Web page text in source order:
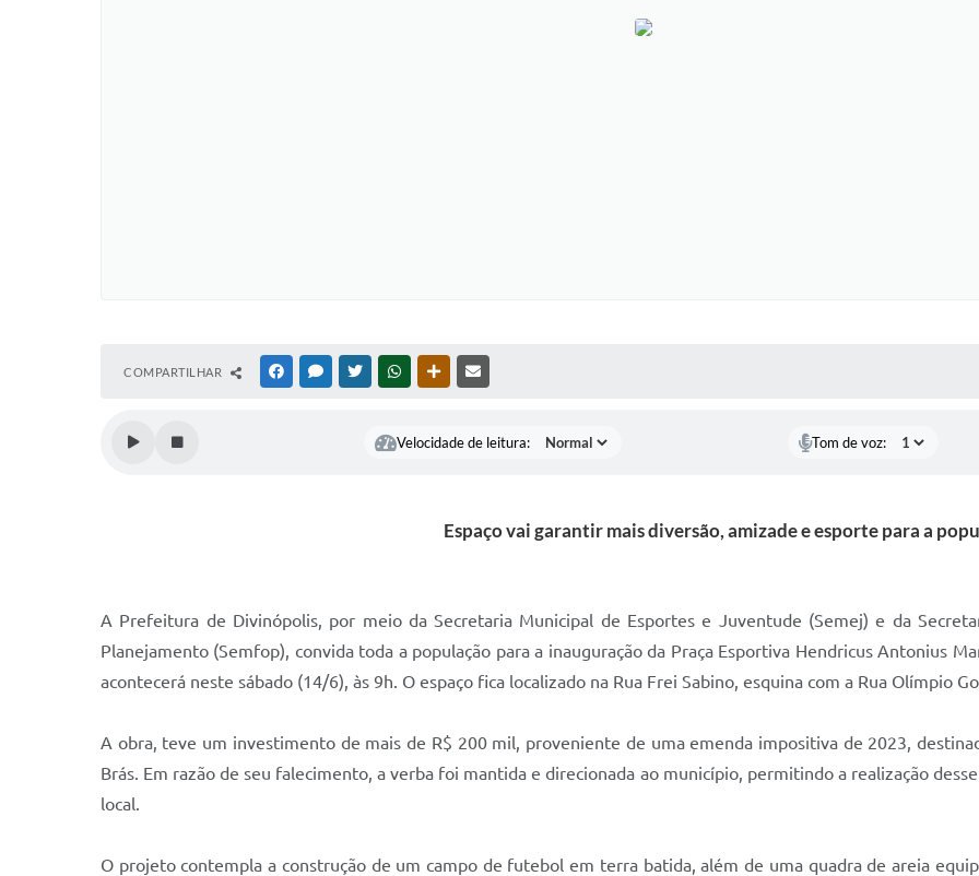
COMPARTILHAR FACEBOOKMESSENGER
TWITTERWHATSAPPOUTRAS MÍDIAS
Velocidade de leitura: Tom de voz:
Espaço vai garantir mais diversão, amizade e esporte para a
A Prefeitura de Divinópolis, por meio da Secretaria Municipal de Esportes e Juventude (Semej) e da
Planejamento (Semfop), convida toda a população para a inauguração da Praça Esportiva Hendricus Antonius
acontecerá neste sábado (14/6), às 9h. O espaço fica localizado na Rua Frei Sabino, esquina com a Rua Olímpio
A obra, teve um investimento de mais de R$ 200 mil, proveniente de uma emenda impositiva de 2023,
Brás. Em razão de seu falecimento, a verba foi mantida e direcionada ao município, permitindo a realização
local.
O projeto contempla a construção de um campo de futebol em terra batida, além de uma quadra de areia